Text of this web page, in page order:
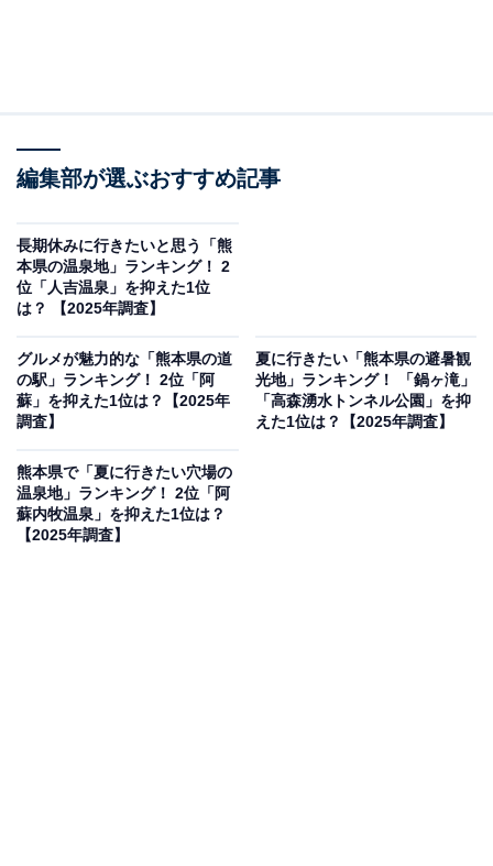
芝生広場・多目的運動広場・野球場・テニスコートも完
です。坪井川の自然を感じながらのんびり過ごせるた
め、家族でのお出かけにも最適です。
有料施設の多目的運動広場・野球場・テニスコートは
6:00〜22:00（10月中旬〜2月末は7:00〜22:00）まで利
用でき、年末年始のみ休業です。駐車場はありますが、
い。公共交通機関での来場を推奨されています。
利用時間
編集部が選ぶおすすめ記事
長期休みに行きたいと思う「熊
本県の温泉地」ランキング！ 2
位「人吉温泉」を抑えた1位
は？ 【2025年調査】
グルメが魅力的な「熊本県の道
の駅」ランキング！ 2位「阿
蘇」を抑えた1位は？【2025年
調査】
夏に行きたい「熊本県の避暑観
光地」ランキング！ 「鍋ヶ滝」
「高森湧水トンネル公園」を抑
えた1位は？【2025年調査】
熊本県で「夏に行きたい穴場の
温泉地」ランキング！ 2位「阿
蘇内牧温泉」を抑えた1位は？
【2025年調査】